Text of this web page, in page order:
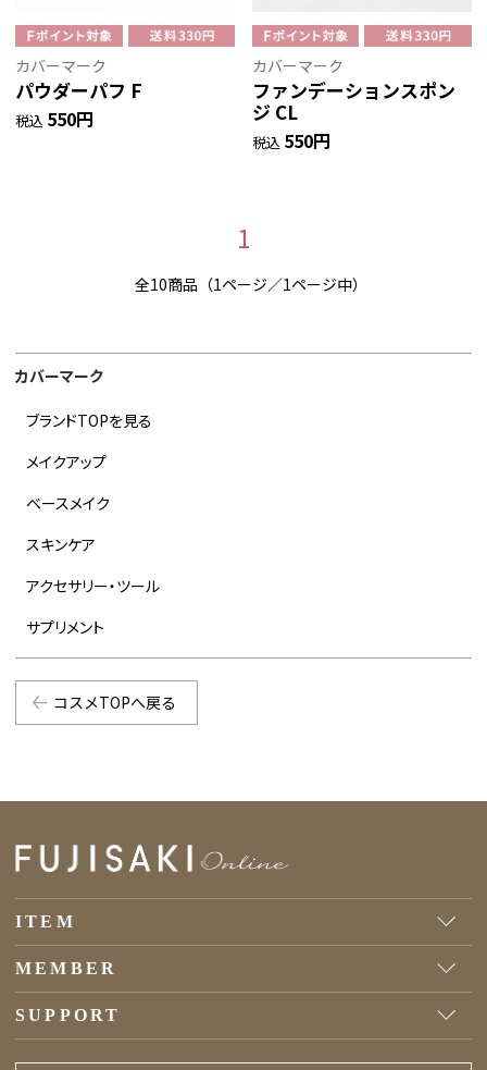
カバーマーク
パウダーパフ F
税込 550円
カバーマーク
ファンデーションスポン
ジ CL
税込 550円
1
全10商品（1ページ／1ページ中）
カバーマーク
ブランドTOPを見る
メイクアップ
ベースメイク
スキンケア
アクセサリー・ツール
サプリメント
コスメTOPへ戻る
ITEM
MEMBER
SUPPORT